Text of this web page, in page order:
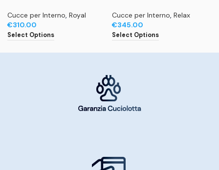
Cucce per Interno, Royal
€310.00
Select Options
Cucce per Interno, Relax
€345.00
Select Options